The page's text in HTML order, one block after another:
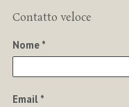
Contatto veloce
Nome *
Email *